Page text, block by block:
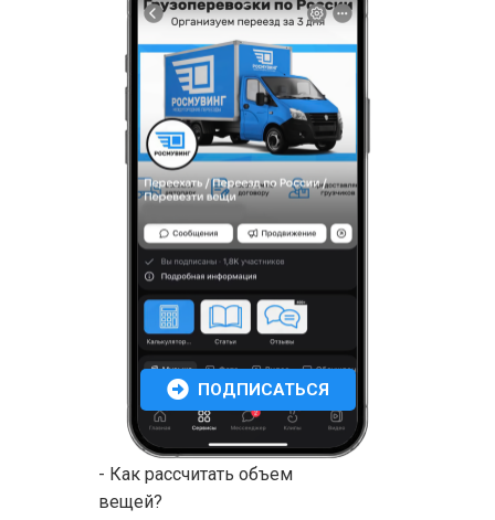
- Как рассчитать объем
вещей?
ПОДПИСАТЬСЯ